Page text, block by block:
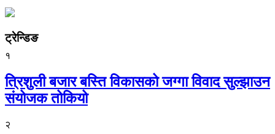
ट्रेन्डिङ
१
त्रिशुली बजार बस्ति विकासको जग्गा विवाद सुल्झाउन
संयोजक तोकियो
२